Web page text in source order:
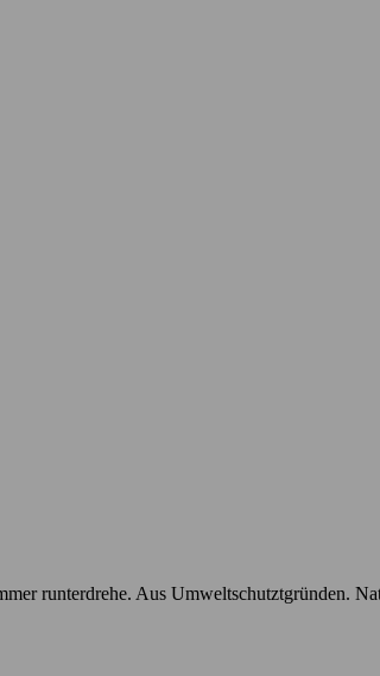
runterdrehe. Aus Umweltschutztgründen.